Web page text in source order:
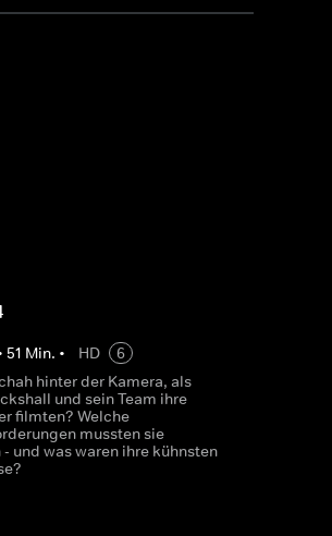
51 Min. • HD
6
hinter der Kamera, als
und sein Team ihre
filmten? Welche
mussten sie
und was waren ihre kühnsten